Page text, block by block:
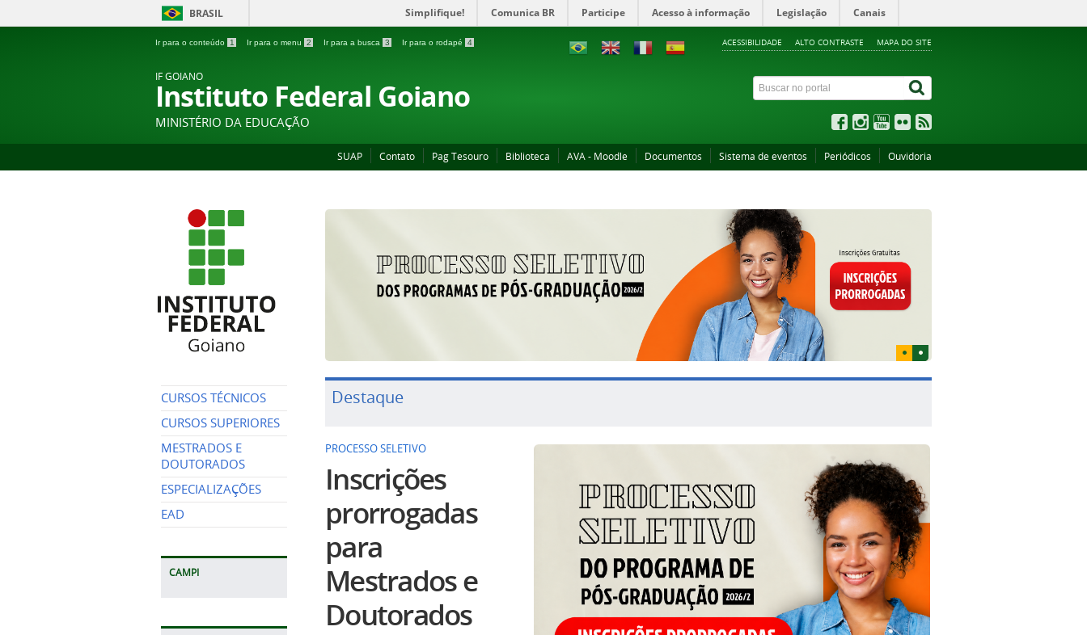
BRASIL Simplifique! Comunica BR Participe Acesso à informação Legislação Canais
Ir para o conteúdo 1 Ir para o menu 2 Ir para a busca 3 Ir para o rodapé 4 ACESSIBILIDADE ALTO CONTRASTE MAPA DO SITE
IF GOIANO
Instituto Federal Goiano
MINISTÉRIO DA EDUCAÇÃO
SUAP Contato Pag Tesouro Biblioteca AVA - Moodle Documentos Sistema de eventos Periódicos Ouvidoria
CURSOS TÉCNICOS
CURSOS SUPERIORES
MESTRADOS E
DOUTORADOS
ESPECIALIZAÇÕES
EAD
CAMPI
Destaque
PROCESSO SELETIVO
Inscrições
prorrogadas
para
Mestrados e
Doutorados